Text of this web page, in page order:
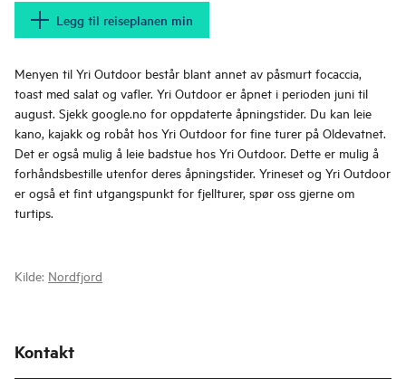
Legg til reiseplanen min
Menyen til Yri Outdoor består blant annet av påsmurt focaccia,
toast med salat og vafler. Yri Outdoor er åpnet i perioden juni til
august. Sjekk google.no for oppdaterte åpningstider. Du kan leie
kano, kajakk og robåt hos Yri Outdoor for fine turer på Oldevatnet.
Det er også mulig å leie badstue hos Yri Outdoor. Dette er mulig å
forhåndsbestille utenfor deres åpningstider. Yrineset og Yri Outdoor
er også et fint utgangspunkt for fjellturer, spør oss gjerne om
turtips.
Kilde: Nordfjord
Kontakt